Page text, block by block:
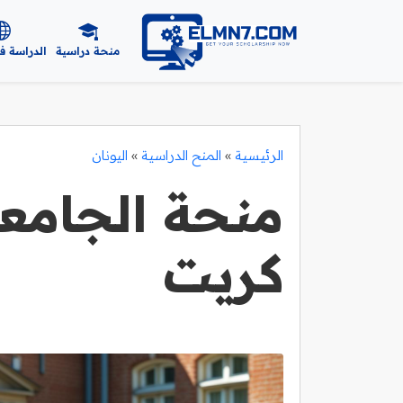
منحة دراسية الدراسة
الرئيسية » المنح الدراسية » اليونان
منحة
كريت